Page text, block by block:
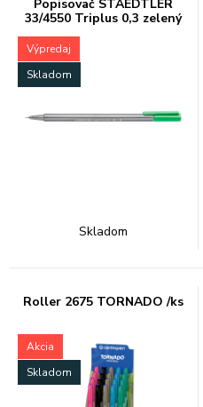
Popisovač STAEDTLER
33/4550 Triplus 0,3 zelený
Výpredaj
Skladom
Skladom
Roller 2675 TORNADO /ks
Akcia
Skladom